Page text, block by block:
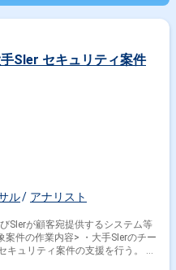
SIer セキュリティ案件
ル アナリスト
SIerが顧客宛提供するシステム等
ュリティ案件の支援を行う。 ・